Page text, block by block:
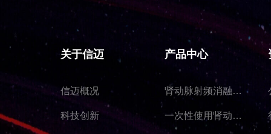
关于信迈
信迈概况
科技创新
产品中心
肾动脉射频消融仪
SYMPIONEER
S1®
一次性使用肾动脉
射频消融导管